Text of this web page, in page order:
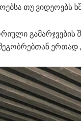
თუ ვიდეოებს
გამარჯვების